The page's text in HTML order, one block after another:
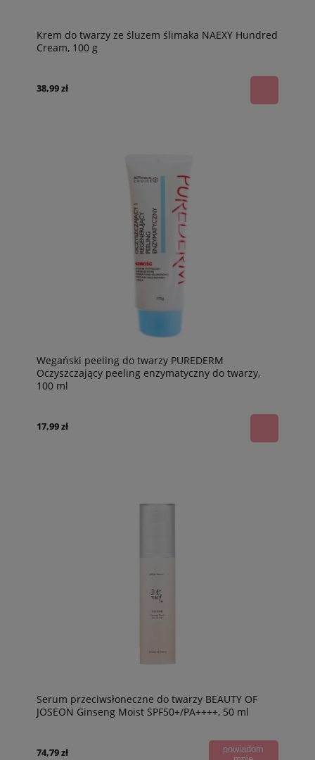
Krem do twarzy ze śluzem ślimaka NAEXY Hundred
Cream, 100 g
38,99 zł
Wegański peeling do twarzy PUREDERM
Oczyszczający peeling enzymatyczny do twarzy,
100 ml
17,99 zł
Serum przeciwsłoneczne do twarzy BEAUTY OF
JOSEON Ginseng Moist SPF50+/PA++++, 50 ml
74,79 zł
powiadom